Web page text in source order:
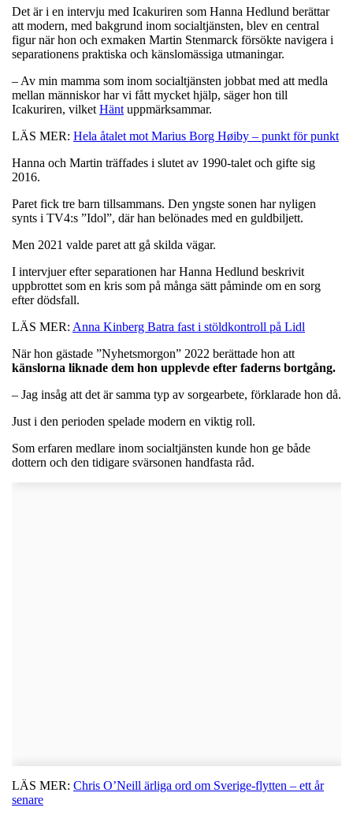
Det är i en intervju med Icakuriren som Hanna Hedlund berättar
att modern, med bakgrund inom socialtjänsten, blev en central
figur när hon och exmaken Martin Stenmarck försökte navigera i
separationens praktiska och känslomässiga utmaningar.
– Av min mamma som inom socialtjänsten jobbat med att medla
mellan människor har vi fått mycket hjälp, säger hon till
Icakuriren, vilket Hänt uppmärksammar.
LÄS MER: Hela åtalet mot Marius Borg Høiby – punkt för punkt
Hanna och Martin träffades i slutet av 1990-talet och gifte sig
2016.
Paret fick tre barn tillsammans. Den yngste sonen har nyligen
synts i TV4:s ”Idol”, där han belönades med en guldbiljett.
Men 2021 valde paret att gå skilda vägar.
I intervjuer efter separationen har Hanna Hedlund beskrivit
uppbrottet som en kris som på många sätt påminde om en sorg
efter dödsfall.
LÄS MER: Anna Kinberg Batra fast i stöldkontroll på Lidl
När hon gästade ”Nyhetsmorgon” 2022 berättade hon att
känslorna liknade dem hon upplevde efter faderns bortgång.
– Jag insåg att det är samma typ av sorgearbete, förklarade hon då.
Just i den perioden spelade modern en viktig roll.
Som erfaren medlare inom socialtjänsten kunde hon ge både
dottern och den tidigare svärsonen handfasta råd.
LÄS MER: Chris O’Neill ärliga ord om Sverige-flytten – ett år
senare